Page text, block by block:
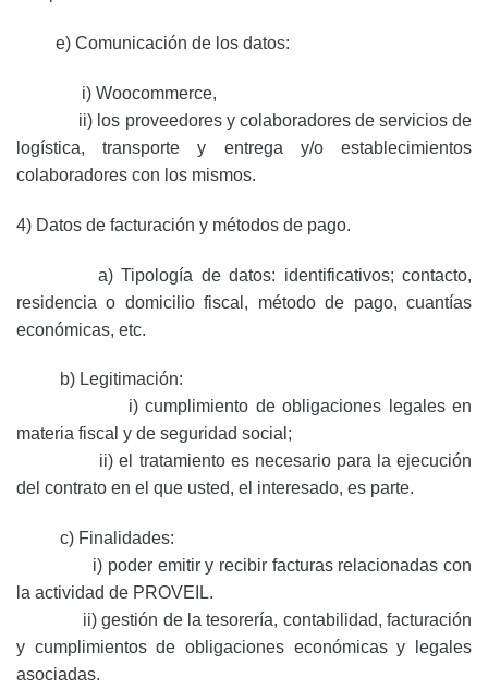
e) Comunicación de los datos:
i) Woocommerce,
ii) los proveedores y colaboradores de servicios de
logística, transporte y entrega y/o establecimientos
colaboradores con los mismos.
4) Datos de facturación y métodos de pago.
a) Tipología de datos: identificativos; contacto,
residencia o domicilio fiscal, método de pago, cuantías
económicas, etc.
b) Legitimación:
i) cumplimiento de obligaciones legales en
materia fiscal y de seguridad social;
ii) el tratamiento es necesario para la ejecución
del contrato en el que usted, el interesado, es parte.
c) Finalidades:
i) poder emitir y recibir facturas relacionadas con
la actividad de PROVEIL.
ii) gestión de la tesorería, contabilidad, facturación
y cumplimientos de obligaciones económicas y legales
asociadas.